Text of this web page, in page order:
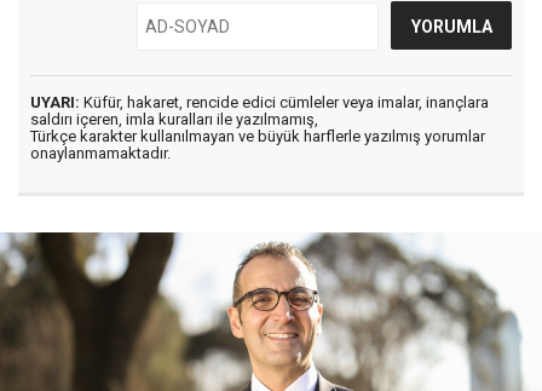
UYARI: Küfür, hakaret, rencide edici cümleler veya imalar, inançlara
saldırı içeren, imla kuralları ile yazılmamış,
Türkçe karakter kullanılmayan ve büyük harflerle yazılmış yorumlar
onaylanmamaktadır.